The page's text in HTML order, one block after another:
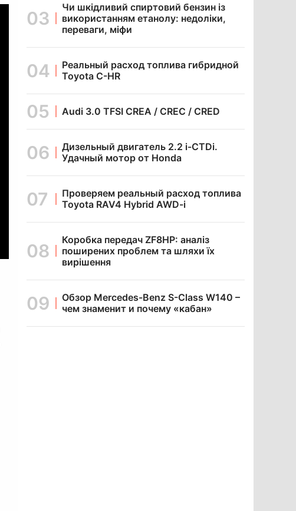
Чи шкідливий спиртовий бензин із
використанням етанолу: недоліки,
переваги, міфи
Реальный расход топлива гибридной
Toyota C-HR
Audi 3.0 TFSI CREA / CREC / CRED
Дизельный двигатель 2.2 i-CTDi.
Удачный мотор от Honda
Проверяем реальный расход топлива
Toyota RAV4 Hybrid AWD-i
Коробка передач ZF8HP: аналіз
поширених проблем та шляхи їх
вирішення
Обзор Mercedes-Benz S-Class W140 –
чем знаменит и почему «кабан»